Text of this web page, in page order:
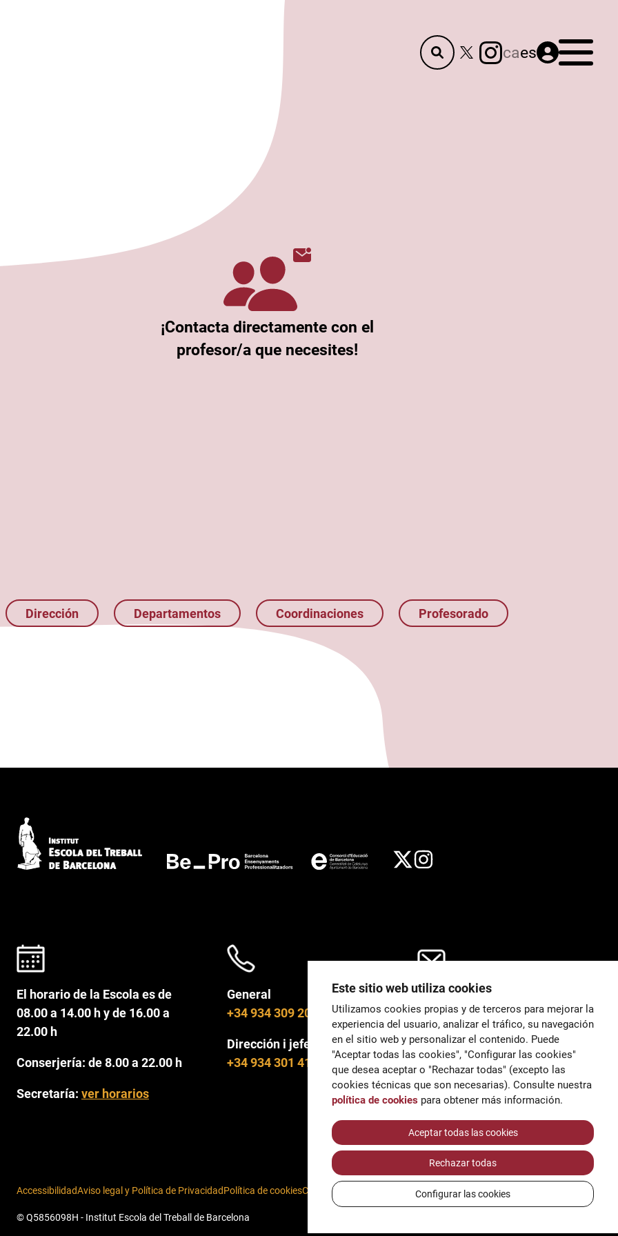
caes Menú
¡Contacta directamente con el
profesor/a que necesites!
Dirección Departamentos Coordinaciones Profesorado
El horario de la Escola es de
08.00 a 14.00 h y de 16.00 a
22.00 h
Conserjería: de 8.00 a 22.00 h
Secretaría: ver horarios
General
+34 934 309 200
Dirección i jefes de estudio
+34 934 301 415
General
correu@escoladeltreball.org
Información
informacio@escoladeltreball.o
rg
AccessibilidadAviso legal y Política de PrivacidadPolítica de cookiesCréditos
© Q5856098H - Institut Escola del Treball de Barcelona
Este sitio web utiliza cookies
Utilizamos cookies propias y de terceros para mejorar la
experiencia del usuario, analizar el tráfico, su navegación
en el sitio web y personalizar el contenido. Puede
"Aceptar todas las cookies", "Configurar las cookies"
que desea aceptar o "Rechazar todas" (excepto las
cookies técnicas que son necesarias). Consulte nuestra
política de cookies para obtener más información.
Aceptar todas las cookies
Rechazar todas
Configurar las cookies